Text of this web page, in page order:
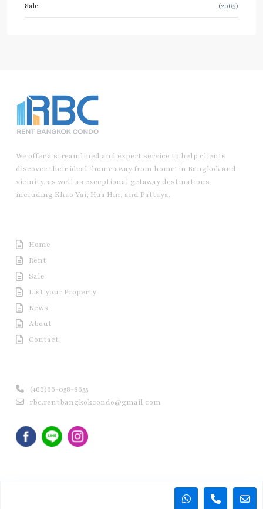
Sale (2065)
We offer a streamlined and expert service to help clients
discover their ideal ‘home away from home’ in Bangkok and
vicinity, as well as exceptional getaway destinations
including Khao Yai, Hua Hin, and Pattaya.
Home
Rent
Sale
List your Property
News
About
Contact
(+66)66-058-8655
rbc.rentbangkokcondo@gmail.com
Copyright © 2020 Rent Bangkok Condo (RBC). All Rights